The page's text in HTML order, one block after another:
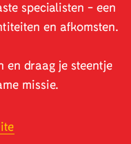
specialisten - een
en afkomsten.
en draag je steentje
missie.